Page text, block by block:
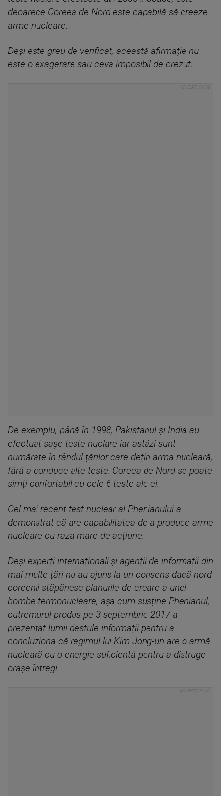
deoarece Coreea de Nord este capabilă să creeze
arme nucleare.
Deși este greu de verificat, această afirmație nu
este o exagerare sau ceva imposibil de crezut.
De exemplu, până în 1998, Pakistanul și India au
efectuat sașe teste nuclare iar astăzi sunt
numărate în rândul țărilor care dețin arma nucleară,
fără a conduce alte teste. Coreea de Nord se poate
simți confortabil cu cele 6 teste ale ei.
Cel mai recent test nuclear al Phenianului a
demonstrat că are capabilitatea de a produce arme
nucleare cu raza mare de acțiune.
Deși experți internaționali și agenții de informații din
mai multe țări nu au ajuns la un consens dacă nord
coreenii stăpânesc planurile de creare a unei
bombe termonucleare, așa cum susține Phenianul,
cutremurul produs pe 3 septembrie 2017 a
prezentat lumii destule informații pentru a
concluziona că regimul lui Kim Jong-un are o armă
nucleară cu o energie suficientă pentru a distruge
orașe întregi.